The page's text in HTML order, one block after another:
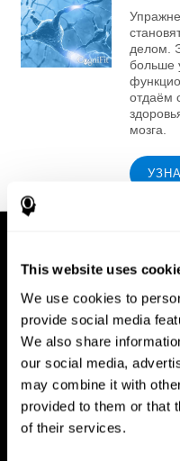
This website uses
We use cookies to
provide social media
We also share
our social media,
may combine it with
provided to them or that
of their services.
делом.
больше
отдаём
мозга.